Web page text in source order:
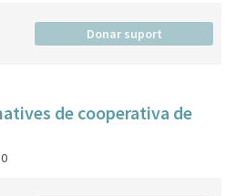
Donar suport
de cooperativa de
0